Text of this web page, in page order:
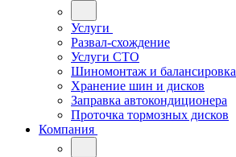
Услуги
Развал-схождение
Услуги СТО
Шиномонтаж и балансировка
Хранение шин и дисков
Заправка автокондиционера
Проточка тормозных дисков
Компания